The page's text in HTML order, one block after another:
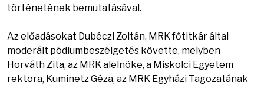
történetének bemutatásával.
Az előadásokat Dubéczi Zoltán, MRK főtitkár által
moderált pódiumbeszélgetés követte, melyben
Horváth Zita, az MRK alelnöke, a Miskolci Egyetem
rektora, Kuminetz Géza, az MRK Egyházi Tagozatának